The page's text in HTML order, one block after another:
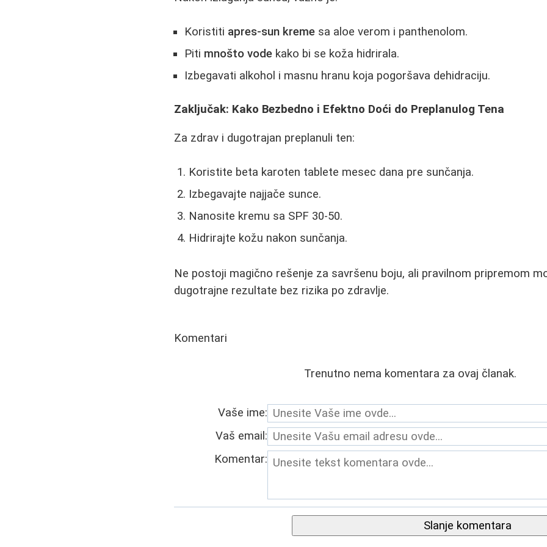
Koristiti apres-sun kreme sa aloe verom i panthenolom.
Piti mnošto vode kako bi se koža hidrirala.
Izbegavati alkohol i masnu hranu koja pogoršava dehidraciju.
Zaključak: Kako Bezbedno i Efektno Doći do Preplanulog Tenа
Za zdrav i dugotrajan preplanuli ten:
Koristite beta karoten tablete mesec dana pre sunčanja.
Izbegavajte najjače sunce.
Nanosite kremu sa SPF 30-50.
Hidrirajte kožu nakon sunčanja.
Ne postoji magično rešenje za savršenu boju, ali pravilnom pripremom
dugotrajne rezultate bez rizika po zdravlje.
Komentari
Trenutno nema komentara za ovaj članak.
Vaše ime:
Vaš email:
Komentar:
Slanje komentara